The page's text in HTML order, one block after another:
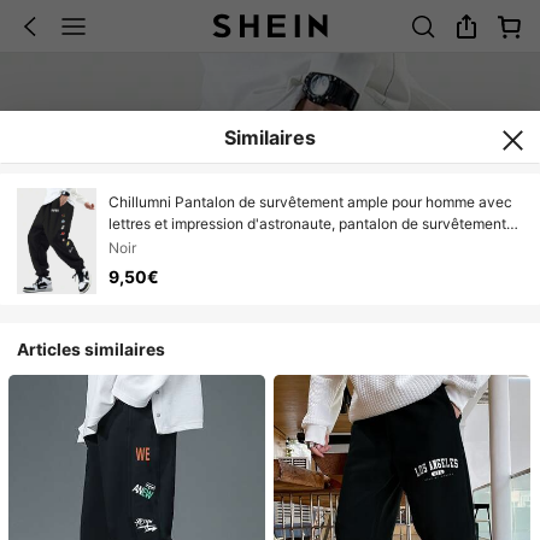
Similaires
Chillumni Pantalon de survêtement ample pour homme avec
lettres et impression d'astronaute, pantalon de survêtement
noir uni, drôle, cadeau pour petit ami
Noir
9,50€
Articles similaires